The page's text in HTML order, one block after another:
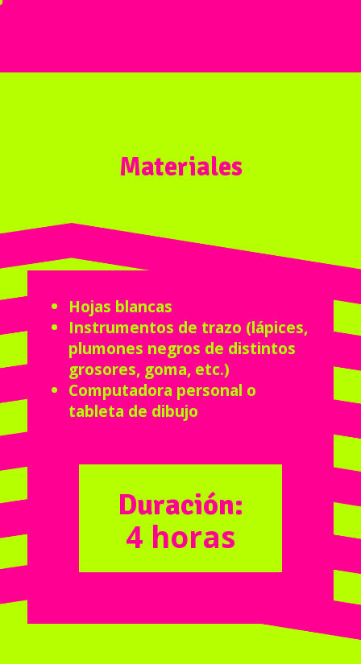
Materiales
Hojas blancas
Instrumentos de trazo (lápices,
plumones negros de distintos
grosores, goma, etc.)
Computadora personal o
tableta de dibujo
Duración:
4 horas